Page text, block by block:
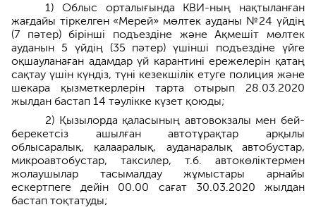
1) Облыс орталығында КВИ-ның нақтыланған
жағдайы тіркелген «Мерей» мөлтек ауданы №24 үйдің
(7 пәтер) бірінші подъездіне және Ақмешіт мөлтек
ауданын 5 үйдің (35 пәтер) үшінші подъездіне үйге
оқшауланаған адамдар үй карантині ережелерін қатаң
сақтау үшін күндіз, түні кезекшілік етуге полиция және
шекара қызметкерлерін тарта отырып 28.03.2020
жылдан бастап 14 тәулікке күзет қоюды;
2) Қызылорда қаласының автовокзалы мен бей-
берекетсіз ашылған автотұрақтар арқылы
облысаралық, қалааралық, ауданаралық автобустар,
микроавтобустар, таксилер, т.б. автокөліктермен
жолаушылар тасымалдау жұмыстары арнайы
ескертпеге дейін 00.00 сағат 30.03.2020 жылдан
бастап тоқтатуды;